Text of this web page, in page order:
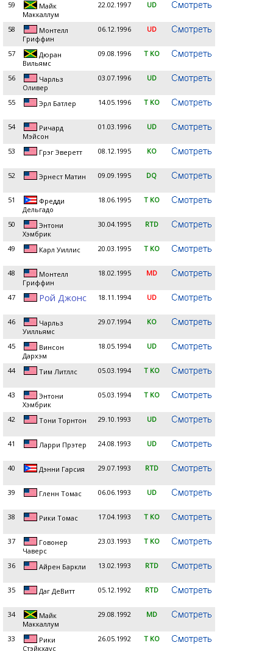
59
Майк
Маккаллум
22.02.1997 UD
58
Монтелл
Гриффин
06.12.1996 UD
57
Дюран
Вильямс
09.08.1996 T KO
56
Чарльз
Оливер
03.07.1996 UD
55 Эрл Батлер 14.05.1996 T KO
54
Ричард
Мэйсон
01.03.1996 UD
53 Грэг Эверетт 08.12.1995 KO
52 Эрнест Матин 09.09.1995 DQ
51
Фредди
Дельгадо
18.06.1995 T KO
50
Энтони
Хэмбрик
30.04.1995 RTD
49 Карл Уиллис 20.03.1995 T KO
48
Монтелл
Гриффин
18.02.1995 MD
47 Рой Джонс 18.11.1994 UD
46
Чарльз
Уилльямс
29.07.1994 KO
45
Винсон
Дархэм
18.05.1994 UD
44 Тим Литллс 05.03.1994 T KO
43
Энтони
Хэмбрик
05.03.1994 T KO
42 Тони Торнтон 29.10.1993 UD
41 Ларри Прэтер 24.08.1993 UD
40 Дэнни Гарсия 29.07.1993 RTD
39 Гленн Томас 06.06.1993 UD
38 Рики Томас 17.04.1993 T KO
37
Говонер
Чаверс
23.03.1993 T KO
36 Айрен Баркли 13.02.1993 RTD
35 Даг ДеВитт 05.12.1992 RTD
34
Майк
Маккаллум
29.08.1992 MD
33
Рики
Стэйкхаус
26.05.1992 T KO